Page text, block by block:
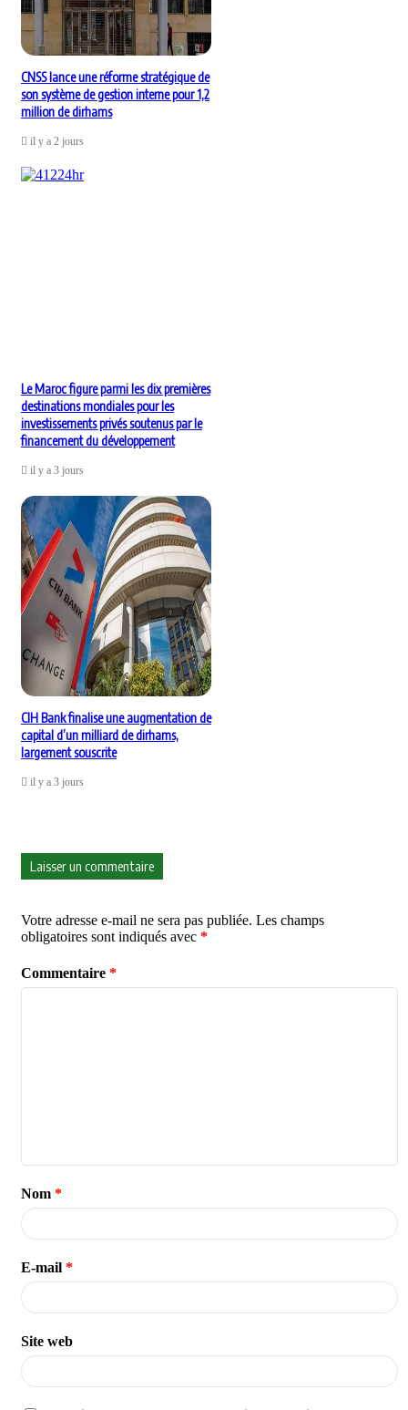
CNSS lance une réforme stratégique de
son système de gestion interne pour 1,2
million de dirhams
il y a 2 jours
Le Maroc figure parmi les dix premières
destinations mondiales pour les
investissements privés soutenus par le
financement du développement
il y a 3 jours
CIH Bank finalise une augmentation de
capital d’un milliard de dirhams,
largement souscrite
il y a 3 jours
Laisser un commentaire
Votre adresse e-mail ne sera pas publiée. Les champs
obligatoires sont indiqués avec *
Commentaire *
Nom *
E-mail *
Site web